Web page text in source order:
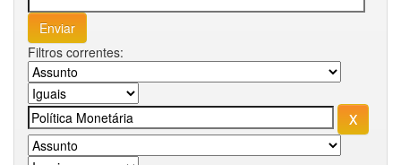
Filtros correntes: